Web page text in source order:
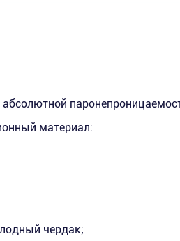
абсолютной
материал:
чердак;